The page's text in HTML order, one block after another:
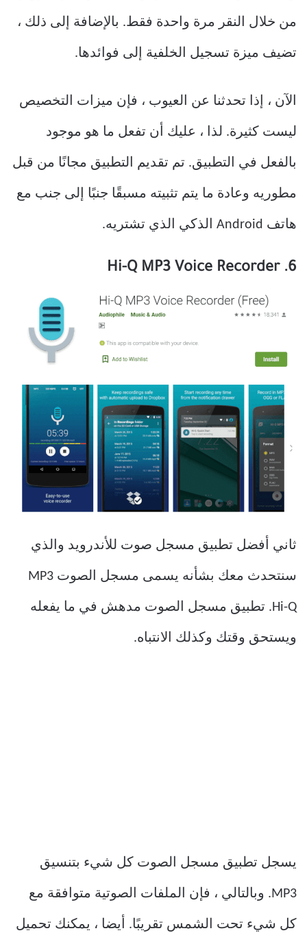
من خلال النقر مرة واحدة فقط. بالإضافة إلى ذلك ،
تضيف ميزة تسجيل الخلفية إلى فوائدها.
الآن ، إذا تحدثنا عن العيوب ، فإن ميزات التخصيص
ليست كثيرة. لذا ، عليك أن تفعل ما هو موجود
بالفعل في التطبيق. تم تقديم التطبيق مجانًا من قبل
مطوريه وعادة ما يتم تثبيته مسبقًا جنبًا إلى جنب مع
هاتف Android الذكي الذي تشتريه.
6. Hi-Q MP3 Voice Recorder
ثاني أفضل تطبيق مسجل صوت للأندرويد والذي
سنتحدث معك بشأنه يسمى مسجل الصوت MP3
Hi-Q. تطبيق مسجل الصوت مدهش في ما يفعله
ويستحق وقتك وكذلك الانتباه.
يسجل تطبيق مسجل الصوت كل شيء بتنسيق
MP3. وبالتالي ، فإن الملفات الصوتية متوافقة مع
كل شيء تحت الشمس تقريبًا. أيضا ، يمكنك تحميل